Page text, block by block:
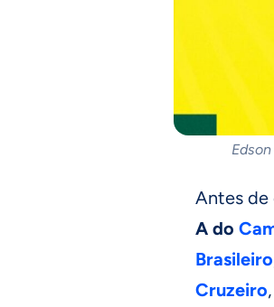
Antes de
A do
Brasileiro
Cruzeiro